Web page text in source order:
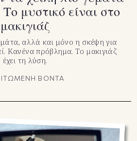
μυστικό είναι στο
μακιγιάζ
αλλά και μόνο η σκέψη για
Κανένα πρόβλημα. Το μακιγιάζ
έχει τη λύση.
ΒΟΝΤΑ